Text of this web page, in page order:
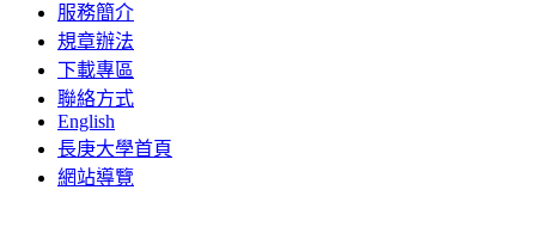
服務簡介
規章辦法
下載專區
聯絡方式
English
長庚大學首頁
網站導覽